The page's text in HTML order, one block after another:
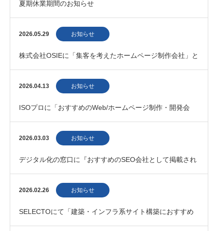
夏期休業期間のお知らせ
2026.05.29 お知らせ
株式会社OSIEに「集客を考えたホームページ制作会社」と
して掲載されました。
2026.04.13 お知らせ
ISOプロに「おすすめのWeb/ホームページ制作・開発会
社」として掲載されました。
2026.03.03 お知らせ
デジタル化の窓口に『おすすめのSEO会社として掲載され
ました』
2026.02.26 お知らせ
SELECTOにて「建築・インフラ系サイト構築におすすめ